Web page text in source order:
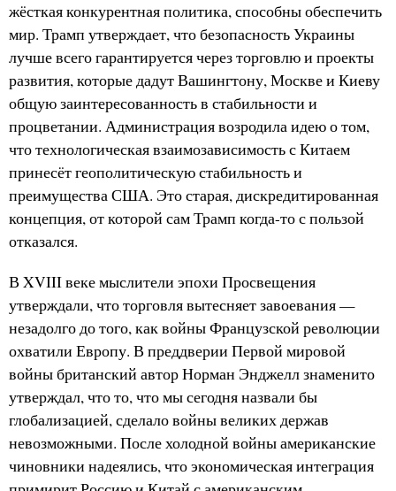
жёсткая конкурентная политика, способны обеспечить
мир. Трамп утверждает, что безопасность Украины
лучше всего гарантируется через торговлю и проекты
развития, которые дадут Вашингтону, Москве и Киеву
общую заинтересованность в стабильности и
процветании. Администрация возродила идею о том,
что технологическая взаимозависимость с Китаем
принесёт геополитическую стабильность и
преимущества США. Это старая, дискредитированная
концепция, от которой сам Трамп когда-то с пользой
отказался.
В XVIII веке мыслители эпохи Просвещения
утверждали, что торговля вытесняет завоевания —
незадолго до того, как войны Французской революции
охватили Европу. В преддверии Первой мировой
войны британский автор Норман Энджелл знаменито
утверждал, что то, что мы сегодня назвали бы
глобализацией, сделало войны великих держав
невозможными. После холодной войны американские
чиновники надеялись, что экономическая интеграция